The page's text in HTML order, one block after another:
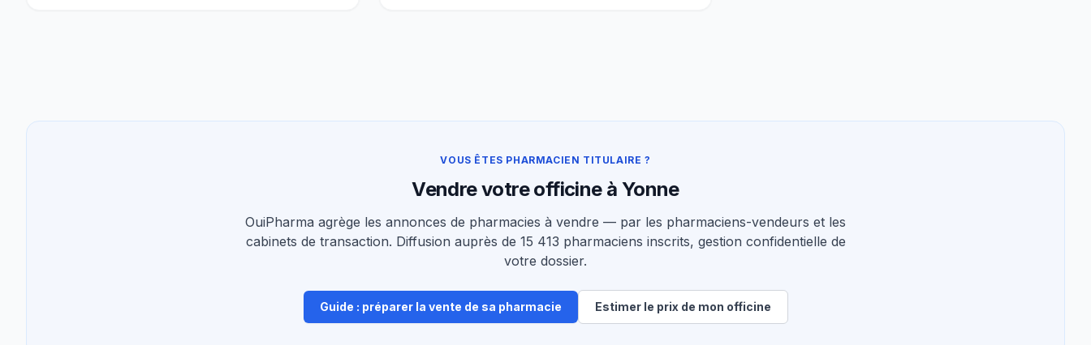
VOUS ÊTES PHARMACIEN TITULAIRE ?
Vendre votre officine à Yonne
OuiPharma agrège les annonces de pharmacies à vendre — par les pharmaciens-vendeurs et les
cabinets de transaction. Diffusion auprès de 15 413 pharmaciens inscrits, gestion confidentielle de
votre dossier.
Guide : préparer la vente de sa pharmacie Estimer le prix de mon officine